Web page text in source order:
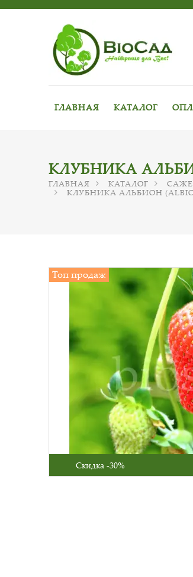
ГЛАВНАЯ КАТАЛОГ
КЛУБНИКА
ГЛАВНАЯ КАТАЛОГ
КЛУБНИКА АЛЬБИОН
Топ продаж
Скидка -30%